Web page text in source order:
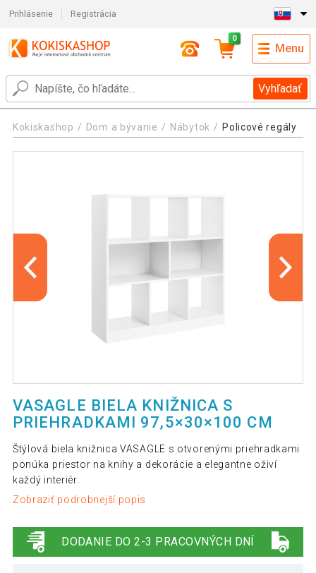
Prihlásenie Registrácia
Vyhľadať
0
Menu
Kokiskashop Dom a bývanie Nábytok Policové regály
VASAGLE BIELA KNIŽNICA S
PRIEHRADKAMI 97,5×30×100 CM
Štýlová biela knižnica VASAGLE s otvorenými priehradkami
ponúka priestor na knihy a dekorácie a elegantne oživí
každý interiér.
Zobraziť podrobnejší popis
DODANIE DO 2-3 PRACOVNÝCH DNÍ